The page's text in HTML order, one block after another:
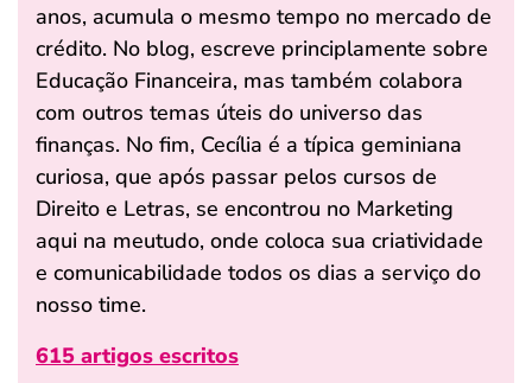
anos, acumula o mesmo tempo no mercado de
crédito. No blog, escreve principlamente sobre
Educação Financeira, mas também colabora
com outros temas úteis do universo das
finanças. No fim, Cecília é a típica geminiana
curiosa, que após passar pelos cursos de
Direito e Letras, se encontrou no Marketing
aqui na meutudo, onde coloca sua criatividade
e comunicabilidade todos os dias a serviço do
nosso time.
615 artigos escritos